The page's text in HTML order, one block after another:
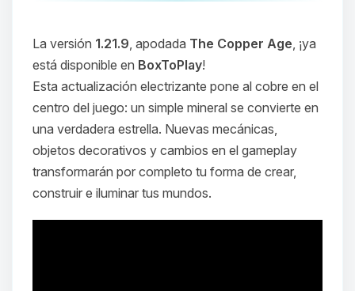
La versión 1.21.9, apodada The Copper Age, ¡ya
está disponible en BoxToPlay!
Esta actualización electrizante pone al cobre en el
centro del juego: un simple mineral se convierte en
una verdadera estrella. Nuevas mecánicas,
objetos decorativos y cambios en el gameplay
transformarán por completo tu forma de crear,
construir e iluminar tus mundos.